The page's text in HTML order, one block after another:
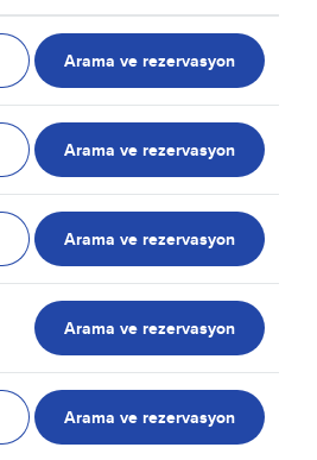
Arama ve rezervasyon
Arama ve rezervasyon
Arama ve rezervasyon
Arama ve rezervasyon
Arama ve rezervasyon